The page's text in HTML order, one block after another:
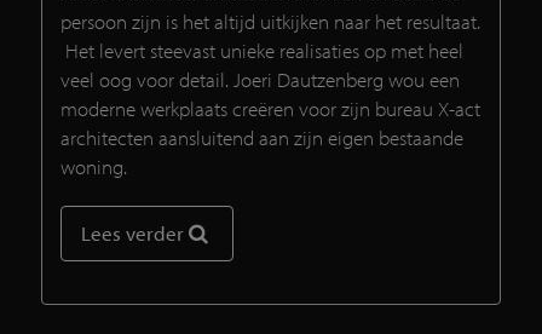
persoon zijn is het altijd uitkijken naar het resultaat.
Het levert steevast unieke realisaties op met heel
veel oog voor detail. Joeri Dautzenberg wou een
moderne werkplaats creëren voor zijn bureau X-act
architecten aansluitend aan zijn eigen bestaande
woning.
Lees verder